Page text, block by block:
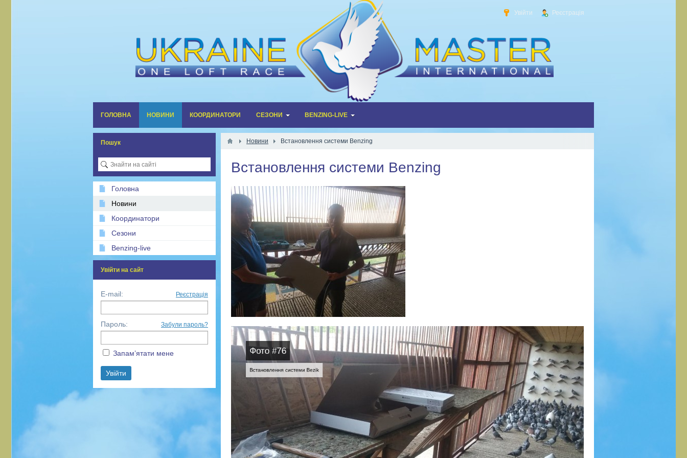
Увійти Реєстрація
ГОЛОВНА НОВИНИ КООРДИНАТОРИ СЕЗОНИ BENZING-LIVE
Новини Встановлення системи Benzing
Встановлення системи Benzing
Фото #76
Встановлення системи Bezik
Пошук
Головна
Новини
Координатори
Сезони
Benzing-live
Увійти на сайт
E-mail: Реєстрація
Пароль: Забули пароль?
Запам’ятати мене